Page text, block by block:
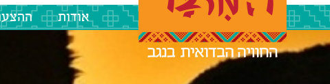
אודות